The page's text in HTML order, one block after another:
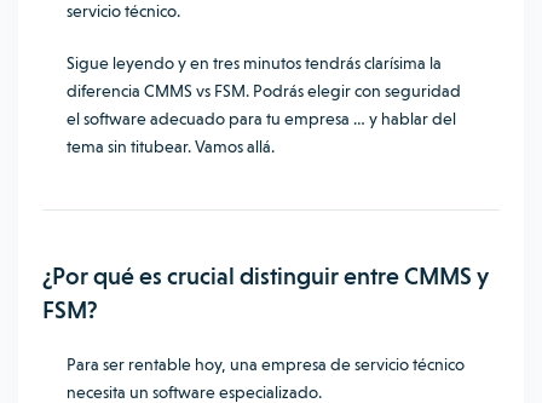
servicio técnico.
Sigue leyendo y en tres minutos tendrás clarísima la
diferencia CMMS vs FSM. Podrás elegir con seguridad
el software adecuado para tu empresa … y hablar del
tema sin titubear. Vamos allá.
¿Por qué es crucial distinguir entre CMMS y
FSM?
Para ser rentable hoy, una empresa de servicio técnico
necesita un software especializado.